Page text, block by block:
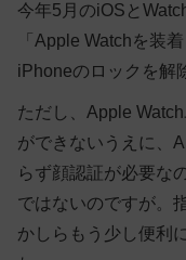
今年5月のiOSと
「Apple Watchを装
iPhoneのロックを解
ただし、Apple
ができないうえに、
らず顔認証が必要な
ではないのですが。
かしらもう少し便利